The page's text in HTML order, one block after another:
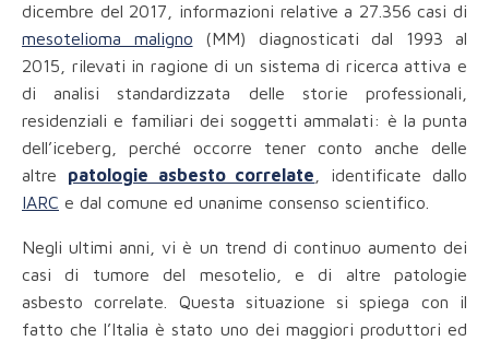
dicembre del 2017, informazioni relative a 27.356 casi di
mesotelioma maligno (MM) diagnosticati dal 1993 al
2015, rilevati in ragione di un sistema di ricerca attiva e
di analisi standardizzata delle storie professionali,
residenziali e familiari dei soggetti ammalati: è la punta
dell’iceberg, perché occorre tener conto anche delle
altre patologie asbesto correlate , identificate dallo
IARC e dal comune ed unanime consenso scientifico.
Negli ultimi anni, vi è un trend di continuo aumento dei
casi di tumore del mesotelio, e di altre patologie
asbesto correlate. Questa situazione si spiega con il
fatto che l’Italia è stato uno dei maggiori produttori ed